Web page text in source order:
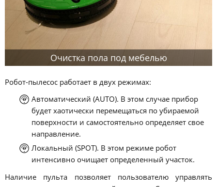
Очистка пола под мебелью
Робот-пылесос работает в двух режимах:
Автоматический (AUTO). В этом случае прибор
будет хаотически перемещаться по убираемой
поверхности и самостоятельно определяет свое
направление.
Локальный (SPOT). В этом режиме робот
интенсивно очищает определенный участок.
Наличие пульта позволяет пользователю управлять